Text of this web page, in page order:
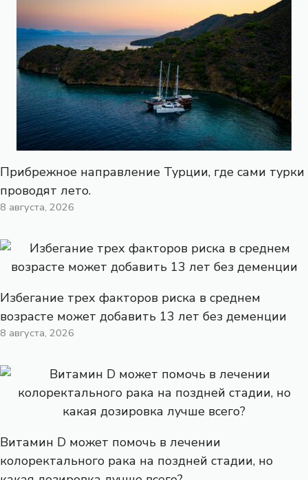
Прибрежное направление Турции, где сами турки
проводят лето.
8 августа, 2026
Избегание трех факторов риска в среднем
возрасте может добавить 13 лет без деменции
8 августа, 2026
Витамин D может помочь в лечении
колоректального рака на поздней стадии, но